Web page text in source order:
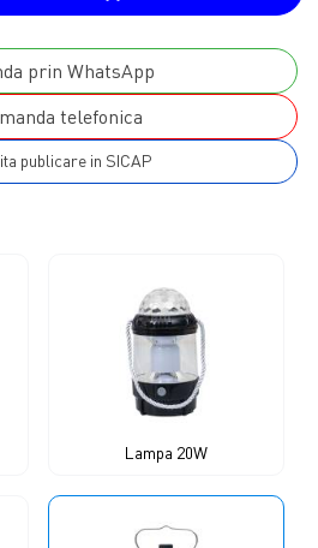
prin WhatsApp
telefonica
publicare in SICAP
Lampa 20W